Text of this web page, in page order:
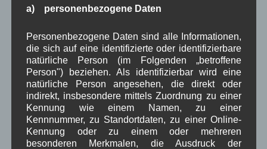
die Bürger mit
Bürgermeisterbrief
zum Jahreswechsel
2025/2026
Der Brief der an alle
Wallgauer Haushalte
verteilt wird
behandelt folgende Themen:
• Gemeinderat und Verwaltung
a) personenbezogene Daten
Personenbezogene Daten sind alle Informationen,
die sich auf eine identifizierte oder identifizierbare
natürliche Person (im Folgenden „betroffene
Person") beziehen. Als identifizierbar wird eine
natürliche Person angesehen, die direkt oder
indirekt, insbesondere mittels Zuordnung zu einer
Kennung wie einem Namen, zu einer
Kennnummer, zu Standortdaten, zu einer Online-
Kennung oder zu einem oder mehreren
besonderen Merkmalen, die Ausdruck der